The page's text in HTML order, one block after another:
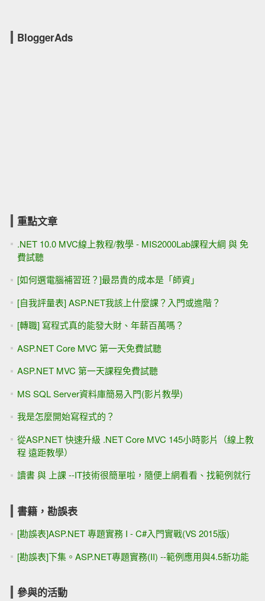
BloggerAds
重點文章
.NET 10.0 MVC線上教程/教學 - MIS2000Lab課程大綱 與 免
費試聽
[如何選電腦補習班？]最昂貴的成本是「師資」
[自我評量表] ASP.NET我該上什麼課？入門或進階？
[轉職] 寫程式真的能發大財、年薪百萬嗎？
ASP.NET Core MVC 第一天免費試聽
ASP.NET MVC 第一天課程免費試聽
MS SQL Server資料庫簡易入門(影片教學)
我是怎麼開始寫程式的？
從ASP.NET 快速升級 .NET Core MVC 145小時影片（線上教
程 遠距教學）
讀書 與 上課 --IT技術很簡單啦，隨便上網看看、找範例就行
書籍，勘誤表
[勘誤表]ASP.NET 專題實務 I - C#入門實戰(VS 2015版)
[勘誤表]下集。ASP.NET專題實務(II) --範例應用與4.5新功能
參與的活動